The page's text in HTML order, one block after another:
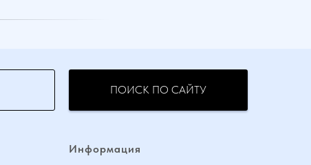
ПОИСК ПО САЙТУ
Информация